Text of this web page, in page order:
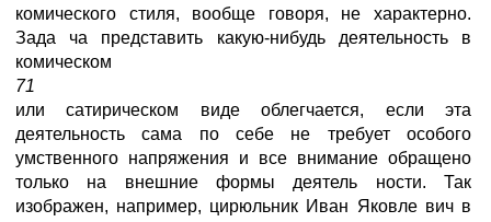
комического стиля, вообще говоря, не характерно.
Зада ча представить какую-нибудь деятельность в
комическом
71
или сатирическом виде облегчается, если эта
деятельность сама по себе не требует особого
умственного напряжения и все внимание обращено
только на внешние формы деятель ности. Так
изображен, например, цирюльник Иван Яковле вич в